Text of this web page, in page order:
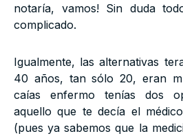
notaría, vamos! Sin duda
complicado.
Igualmente, las alternativas
40 años, tan sólo 20, eran
caías enfermo tenías dos
aquello que te decía el
(pues ya sabemos que la